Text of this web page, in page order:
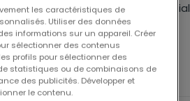
Local commercial
(FR)
185
les caractéristiques de
Utiliser des données
informations sur un appareil. Créer
sélectionner des contenus
profils pour sélectionner des
statistiques ou de combinaisons de
des publicités. Développer et
le contenu.